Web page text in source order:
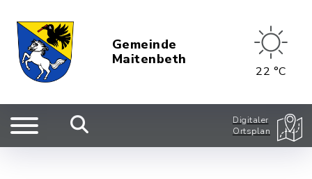
Gemeinde
Maitenbeth
22 °C
Digitaler
Ortsplan